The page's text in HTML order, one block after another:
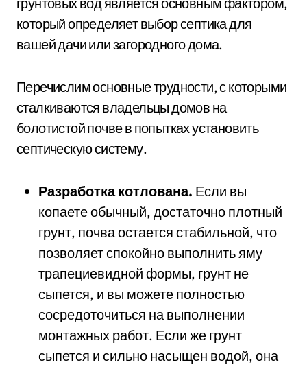
который определяет выбор септика для
вашей дачи или загородного дома.
Перечислим основные трудности, с которыми
сталкиваются владельцы домов на
болотистой почве в попытках установить
септическую систему.
Разработка котлована. Если вы
копаете обычный, достаточно плотный
грунт, почва остается стабильной, что
позволяет спокойно выполнить яму
трапециевидной формы, грунт не
сыпется, и вы можете полностью
сосредоточиться на выполнении
монтажных работ. Если же грунт
сыпется и сильно насыщен водой, она